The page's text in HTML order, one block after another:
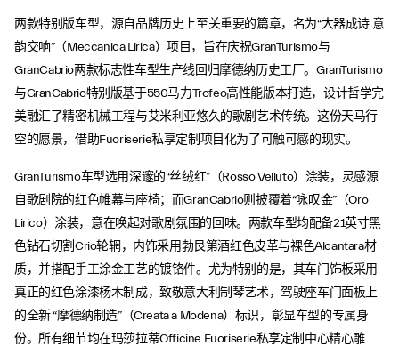
两款特别版车型，源自品牌历史上至关重要的篇章，名为“大器成诗 意
韵交响”（Meccanica Lirica）项目，旨在庆祝GranTurismo与
GranCabrio两款标志性车型生产线回归摩德纳历史工厂。GranTurismo
与GranCabrio特别版基于550马力Trofeo高性能版本打造，设计哲学完
美融汇了精密机械工程与艾米利亚悠久的歌剧艺术传统。这份天马行
空的愿景，借助Fuoriserie私享定制项目化为了可触可感的现实。
GranTurismo车型选用深邃的“丝绒红”（Rosso Velluto）涂装，灵感源
自歌剧院的红色帷幕与座椅；而GranCabrio则披覆着“咏叹金”（Oro
Lirico）涂装，意在唤起对歌剧氛围的回味。两款车型均配备21英寸黑
色钻石切割Crio轮辋，内饰采用勃艮第酒红色皮革与裸色Alcantara材
质，并搭配手工涂金工艺的镀铬件。尤为特别的是，其车门饰板采用
真正的红色涂漆杨木制成，致敬意大利制琴艺术，驾驶座车门面板上
的全新 “摩德纳制造”（Creata a Modena）标识，彰显车型的专属身
份。所有细节均在玛莎拉蒂Officine Fuoriserie私享定制中心精心雕